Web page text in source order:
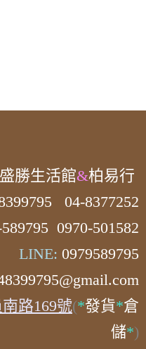
勝生活館&柏易行
04-8377252
0970-501582
LINE: 0979589795
路169號(*發貨*倉
儲*)